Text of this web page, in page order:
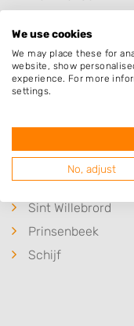
Zundert
Strijbeek
Ulvenhout
Breda
Etten-Leur
Sint Willebrord
Prinsenbeek
Schijf
We use cookies
We may place these for
website, show
experience. For more
settings.
No, adjust